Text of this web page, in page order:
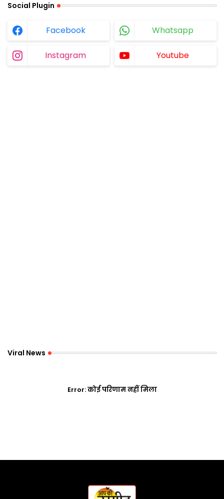
Social Plugin
Facebook Whatsapp
Instagram Youtube
Viral News
Error:कोई परिणाम नहीं मिला